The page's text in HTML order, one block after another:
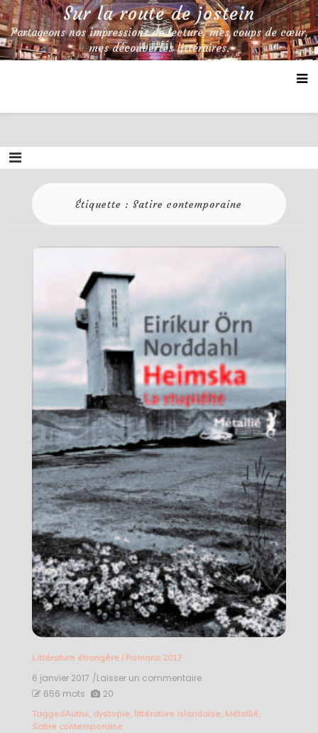
Skip
to
content
Sur la route de jostein
Partageons nos impressions de lecture, mes coups de cœur,
mes découvertes littéraires.
Étiquette :Satire contemporaine
Littérature étrangère/ Romans 2017
6 janvier 2017 /Laisser un commentaireon
stupidité
656 mots 20
TaggedAutrui, dystopie, littérature islandaise, Métailié,
Satire contemporaine